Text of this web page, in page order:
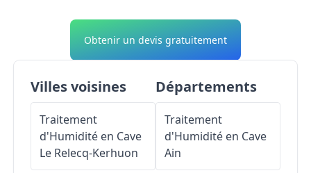
Obtenir un devis gratuitement
Villes voisines
Traitement
d'Humidité en Cave
Le Relecq-Kerhuon
Départements
Traitement
d'Humidité en Cave
Ain